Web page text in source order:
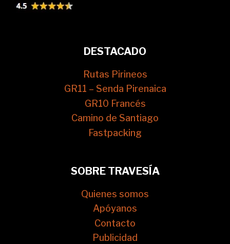
DESTACADO
Rutas Pirineos
GR11 – Senda Pirenaica
GR10 Francés
Camino de Santiago
Fastpacking
SOBRE TRAVESÍA
Quienes somos
Apóyanos
Contacto
Publicidad